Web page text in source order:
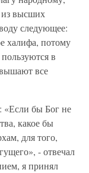
из высших
следующее:
халифа, потому
в
все
«Если бы Бог не
какое бы
для того,
- отвечал
я принял